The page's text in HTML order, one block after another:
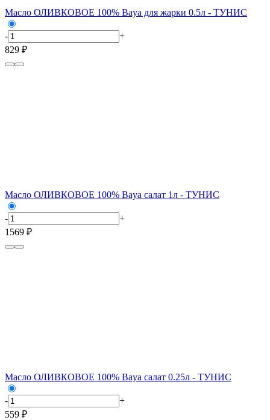
Масло ОЛИВКОВОЕ 100% Baya для жарки 0.5л - ТУНИС
-
+
829 ₽
Масло ОЛИВКОВОЕ 100% Baya салат 1л - ТУНИС
-
+
1569 ₽
Масло ОЛИВКОВОЕ 100% Baya салат 0.25л - ТУНИС
-
+
559 ₽